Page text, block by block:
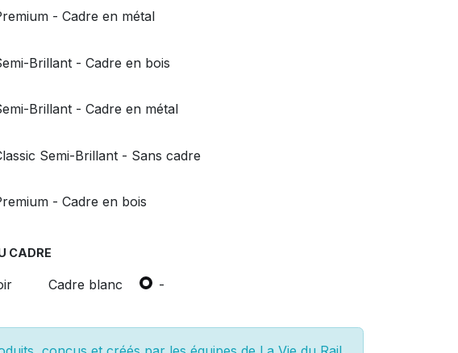
- Cadre en métal
Brillant - Cadre en bois
Brillant - Cadre en métal
Semi-Brillant - Sans cadre
- Cadre en bois
CADRE
Cadre blanc -